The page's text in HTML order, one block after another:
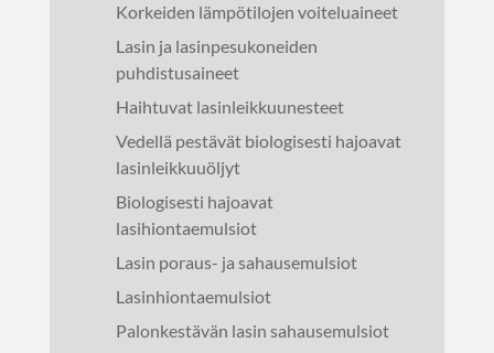
Korkeiden lämpötilojen voiteluaineet
Lasin ja lasinpesukoneiden
puhdistusaineet
Haihtuvat lasinleikkuunesteet
Vedellä pestävät biologisesti hajoavat
lasinleikkuuöljyt
Biologisesti hajoavat
lasihiontaemulsiot
Lasin poraus- ja sahausemulsiot
Lasinhiontaemulsiot
Palonkestävän lasin sahausemulsiot